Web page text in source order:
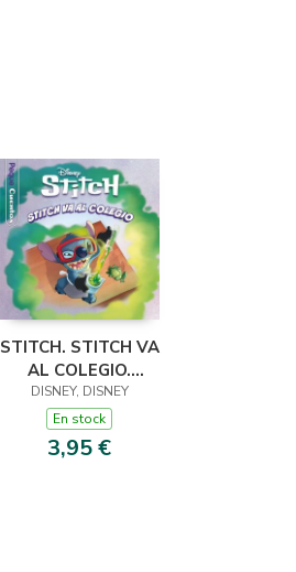
STITCH. STITCH VA
AL COLEGIO.
PEQUECUENTOS
DISNEY, DISNEY
En stock
3,95 €